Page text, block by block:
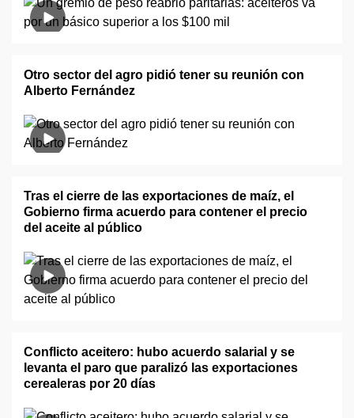
Otro sector del agro pidió tener su reunión con
Alberto Fernández
Tras el cierre de las exportaciones de maíz, el
Gobierno firma acuerdo para contener el precio
del aceite al público
Conflicto aceitero: hubo acuerdo salarial y se
levanta el paro que paralizó las exportaciones
cerealeras por 20 días